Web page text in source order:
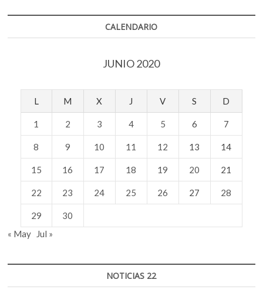
CALENDARIO
JUNIO 2020
L M X J V S D
1 2 3 4 5 6 7
8 9 10 11 12 13 14
15 16 17 18 19 20 21
22 23 24 25 26 27 28
29
30
« May
Jul »
NOTICIAS 22